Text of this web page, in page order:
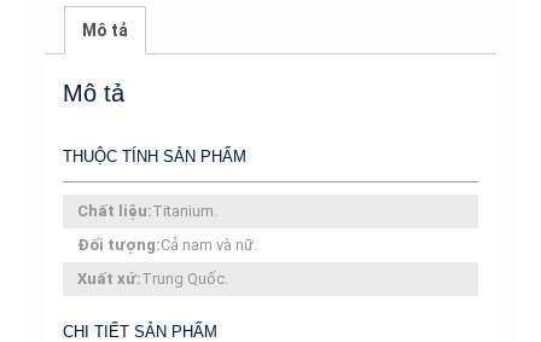
Titan
2545
Mô tả
Mô tả
THUỘC TÍNH SẢN PHẨM
Chất liệu:Titanium.
Đối tượng:Cả nam và nữ.
Xuất xứ:Trung Quốc.
CHI TIẾT SẢN PHẨM